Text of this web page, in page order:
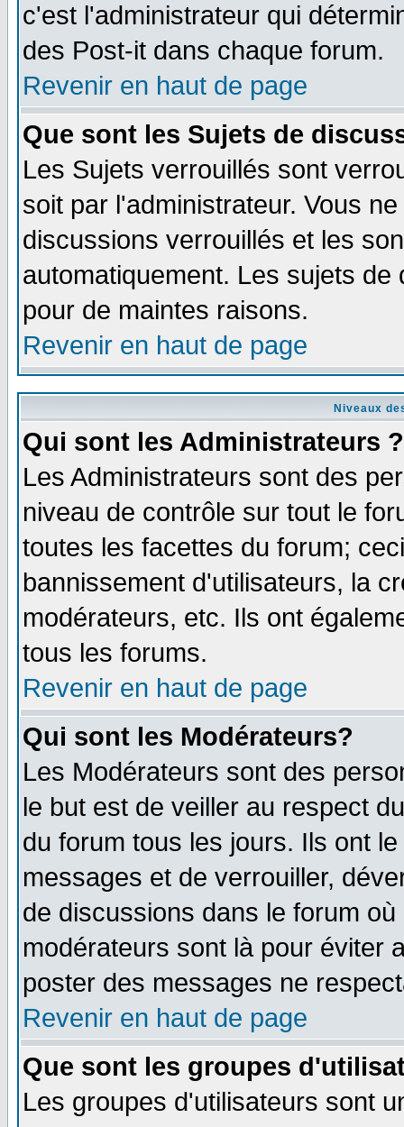
c'est l'administrateur qui
des Post-it dans chaque forum.
Revenir en haut de page
Que sont les Sujets de
Les Sujets verrouillés sont
soit par l'administrateur. Vous
discussions verrouillés et les
automatiquement. Les sujets
pour de maintes raisons.
Revenir en haut de page
Niveaux
Qui sont les Administrateurs ?
Les Administrateurs sont des
niveau de contrôle sur tout le
toutes les facettes du forum;
bannissement d'utilisateurs, la
modérateurs, etc. Ils ont
tous les forums.
Revenir en haut de page
Qui sont les Modérateurs?
Les Modérateurs sont des
le but est de veiller au respect
du forum tous les jours. Ils ont
messages et de verrouiller,
de discussions dans le forum
modérateurs sont là pour éviter
poster des messages ne
Revenir en haut de page
Que sont les groupes
Les groupes d'utilisateurs sont